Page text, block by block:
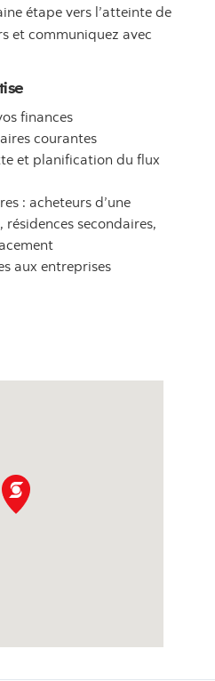
étape vers l’atteinte de
et communiquez avec
finances
courantes
et planification du flux
: acheteurs d’une
résidences secondaires,
aux entreprises